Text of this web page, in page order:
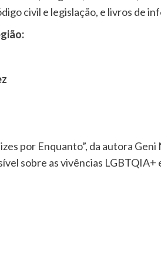
civil e legislação, e livros de
por Enquanto”, da autora Geni
sobre as vivências LGBTQIA+